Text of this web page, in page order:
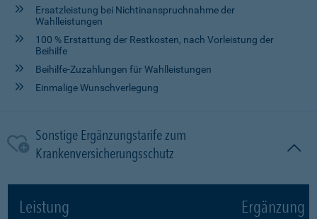
Ersatzleistung bei Nichtinanspruchnahme der
Wahlleistungen
100 % Erstattung der Restkosten, nach Vorleistung der
Beihilfe
Beihilfe-Zuzahlungen für Wahlleistungen
Einmalige Wunschverlegung
Sonstige Ergänzungstarife zum
Krankenversicherungsschutz
Leistung Ergänzung